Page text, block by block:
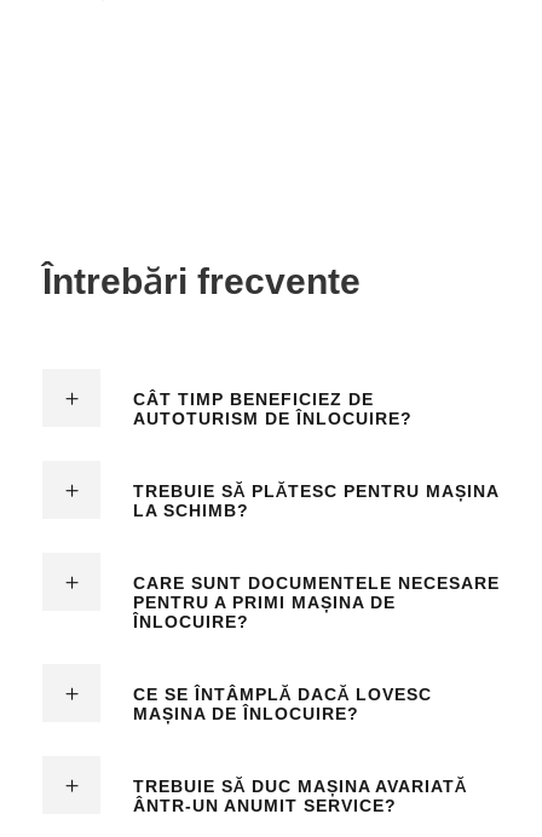
Întrebări frecvente
CÂT TIMP BENEFICIEZ DE
AUTOTURISM DE ÎNLOCUIRE?
TREBUIE SĂ PLĂTESC PENTRU MAȘINA
LA SCHIMB?
CARE SUNT DOCUMENTELE NECESARE
PENTRU A PRIMI MAȘINA DE
ÎNLOCUIRE?
CE SE ÎNTÂMPLĂ DACĂ LOVESC
MAȘINA DE ÎNLOCUIRE?
TREBUIE SĂ DUC MAȘINA AVARIATĂ
ÂNTR-UN ANUMIT SERVICE?